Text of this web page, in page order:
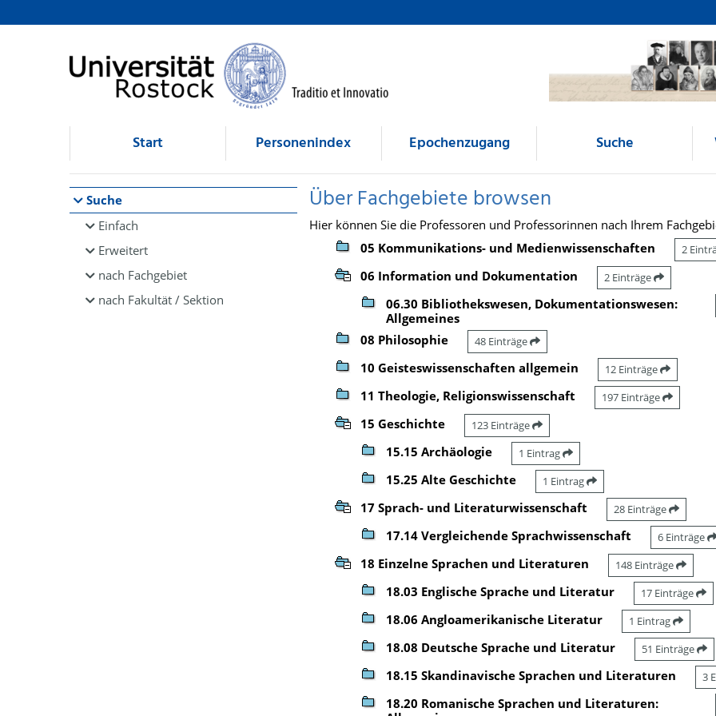
Browsen
direkt zum Inhalt
Start Personenindex Epochenzugang Suche
Suche
Einfach
Erweitert
nach Fachgebiet
nach Fakultät / Sektion
Über Fachgebiete browsen
Hier können Sie die Professoren und Professorinnen nach Ihrem
05 Kommunikations- und Medienwissenschaften
2
06 Information und Dokumentation 2 Einträge
06.30 Bibliothekswesen, Dokumentationswesen:
Allgemeines
08 Philosophie 48 Einträge
10 Geisteswissenschaften allgemein 12 Einträge
11 Theologie, Religionswissenschaft 197 Einträge
15 Geschichte 123 Einträge
15.15 Archäologie 1 Eintrag
15.25 Alte Geschichte 1 Eintrag
17 Sprach- und Literaturwissenschaft 28 Einträge
17.14 Vergleichende Sprachwissenschaft 6 Einträge
18 Einzelne Sprachen und Literaturen 148 Einträge
18.03 Englische Sprache und Literatur 17 Einträge
18.06 Angloamerikanische Literatur 1 Eintrag
18.08 Deutsche Sprache und Literatur 51 Einträge
18.15 Skandinavische Sprachen und Literaturen 3
18.20 Romanische Sprachen und Literaturen: